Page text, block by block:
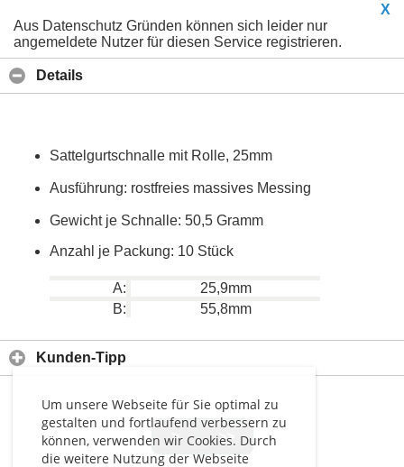
Um unsere Webseite für Sie optimal zu
gestalten und fortlaufend verbessern zu
können, verwenden wir Cookies. Durch
die weitere Nutzung der Webseite
X
Aus Datenschutz Gründen können sich leider nur
angemeldete Nutzer für diesen Service registrieren.
Details
Sattelgurtschnalle mit Rolle, 25mm
Ausführung: rostfreies massives Messing
Gewicht je Schnalle: 50,5 Gramm
Anzahl je Packung: 10 Stück
A:
25,9mm
B:
55,8mm
Kunden-Tipp
> >>